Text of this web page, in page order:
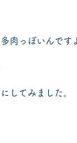
肉っぽいんです
してみました。